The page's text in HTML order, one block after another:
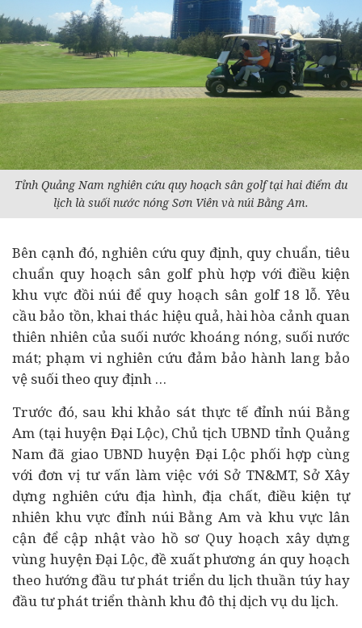
Tỉnh Quảng Nam nghiên cứu quy hoạch sân golf tại hai điểm du
lịch là suối nước nóng Sơn Viên và núi Bằng Am.
Bên cạnh đó, nghiên cứu quy định, quy chuẩn, tiêu
chuẩn quy hoạch sân golf phù hợp với điều kiện
khu vực đồi núi để quy hoạch sân golf 18 lỗ. Yêu
cầu bảo tồn, khai thác hiệu quả, hài hòa cảnh quan
thiên nhiên của suối nước khoáng nóng, suối nước
mát; phạm vi nghiên cứu đảm bảo hành lang bảo
vệ suối theo quy định …
Trước đó, sau khi khảo sát thực tế đỉnh núi Bằng
Am (tại huyện Đại Lộc), Chủ tịch UBND tỉnh Quảng
Nam đã giao UBND huyện Đại Lộc phối hợp cùng
với đơn vị tư vấn làm việc với Sở TN&MT, Sở Xây
dựng nghiên cứu địa hình, địa chất, điều kiện tự
nhiên khu vực đỉnh núi Bằng Am và khu vực lân
cận để cập nhật vào hồ sơ Quy hoạch xây dựng
vùng huyện Đại Lộc, đề xuất phương án quy hoạch
theo hướng đầu tư phát triển du lịch thuần túy hay
đầu tư phát triển thành khu đô thị dịch vụ du lịch.